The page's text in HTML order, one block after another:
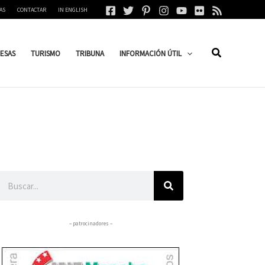
CONTACTAR IN ENGLISH
TURISMO TRIBUNA INFORMACIÓN ÚTIL
– patrocinadores –